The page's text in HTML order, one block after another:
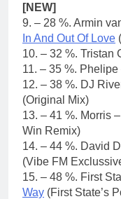
[NEW]
9. – 28 %. Armin
In And Out Of Love
10. – 32 %. Tristan
11. – 35 %. Phelipe
12. – 38 %. DJ
(Original Mix)
13. – 41 %. Morris –
Win Remix)
14. – 44 %. David
(Vibe FM
15. – 48 %. First
Way (First State’s